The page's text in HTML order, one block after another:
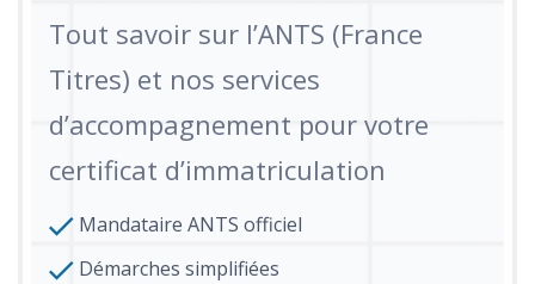
Tout savoir sur l’ANTS (France
Titres) et nos services
d’accompagnement pour votre
certificat d’immatriculation
Mandataire ANTS officiel
Démarches simplifiées